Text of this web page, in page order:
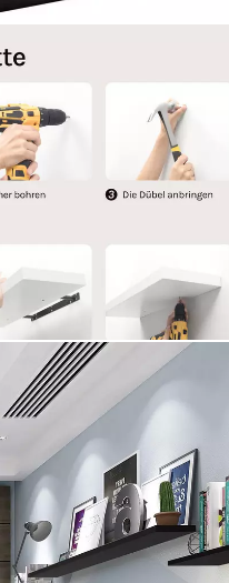
Holz Schweberegal Regal für
dir